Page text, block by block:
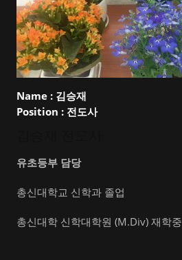
Name : 김승재
Position : 전도사
유초등부 담당
총신대학교 신학과 졸업
총신대학 신학대학원 (M.Div) 재학중